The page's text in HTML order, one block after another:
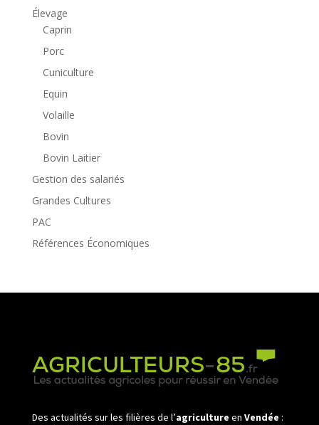
Élevage
Caprin
Porc
Cuniculture
Equin
Volaille
Bovin
Bovin Laitier
Gestion des salariés
Grandes Cultures
PAC
Références Économiques
Des actualités sur les filières de l’agriculture en Vendée :